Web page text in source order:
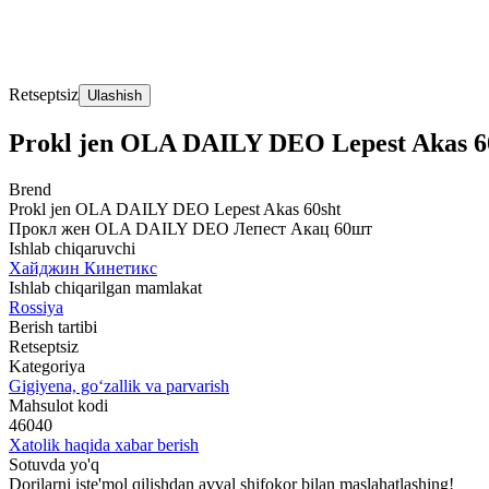
Retseptsiz Ulashish
Prokl jen OLA DAILY DEO Lepest Akas
Brend
Prokl jen OLA DAILY DEO Lepest Akas 60sht
Прокл жен OLA DAILY DEO Лепест Акац 60шт
Ishlab chiqaruvchi
Хайджин Кинетикс
Ishlab chiqarilgan mamlakat
Rossiya
Berish tartibi
Retseptsiz
Kategoriya
Gigiyena, go‘zallik va parvarish
Mahsulot kodi
46040
Xatolik haqida xabar berish
Sotuvda yo'q
Dorilarni iste'mol qilishdan avval shifokor bilan maslahatlashing!